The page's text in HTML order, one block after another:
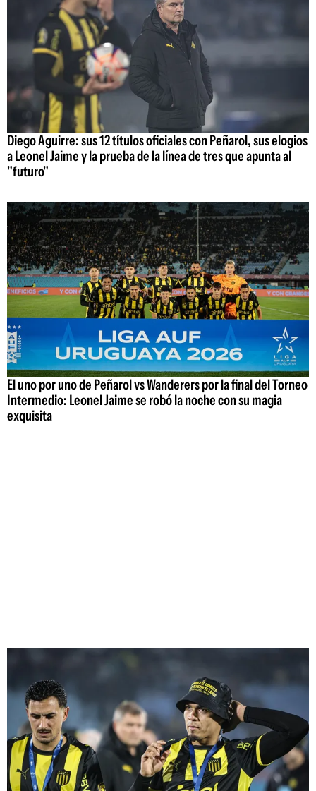
Diego Aguirre: sus 12 títulos oficiales con Peñarol, sus elogios
a Leonel Jaime y la prueba de la línea de tres que apunta al
"futuro"
El uno por uno de Peñarol vs Wanderers por la final del Torneo
Intermedio: Leonel Jaime se robó la noche con su magia
exquisita